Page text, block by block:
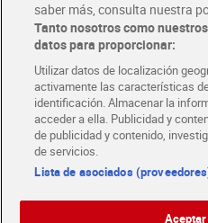
Tarjeta MaX Dia
Te devuelve hasta 8€/mes de tus
¡Solicita tu tarjeta de crédito aquí!
COMER
COLABORA CON DIA ABRE TU
saber más, consulta nuestra
Tanto nosotros como
datos para proporcionar:
Utilizar datos de localización
activamente las características
identificación. Almacenar la
acceder a ella. Publicidad y
de publicidad y contenido,
de servicios.
Lista de asociados